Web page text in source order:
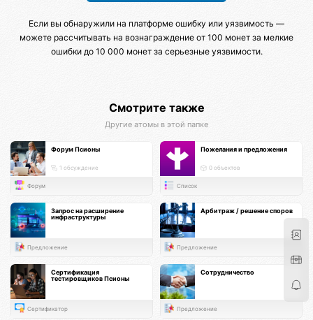
Если вы обнаружили на платформе ошибку или уязвимость —
можете рассчитывать на вознаграждение от 100 монет за мелкие
ошибки до 10 000 монет за серьезные уязвимости.
Смотрите также
Другие атомы в этой папке
Форум Псионы
1 обсуждение
Форум
Пожелания и предложения
0 объектов
Список
Запрос на расширение
инфраструктуры
Предложение
Арбитраж / решение споров
Предложение
Сертификация
тестировщиков Псионы
Сертификатор
Сотрудничество
Предложение